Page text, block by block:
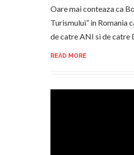
Oare mai conteaza ca
Turismului” in Romania
de catre ANI si de catre
READ MORE